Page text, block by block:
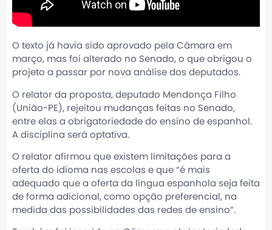
O texto já havia sido aprovado pela Câmara em
março, mas foi alterado no Senado, o que obrigou o
projeto a passar por nova análise dos deputados.
O relator da proposta, deputado Mendonça Filho
(União-PE), rejeitou mudanças feitas no Senado,
entre elas a obrigatoriedade do ensino de espanhol.
A disciplina será optativa.
O relator afirmou que existem limitações para a
oferta do idioma nas escolas e que “é mais
adequado que a oferta da língua espanhola seja feita
de forma adicional, como opção preferencial, na
medida das possibilidades das redes de ensino”.